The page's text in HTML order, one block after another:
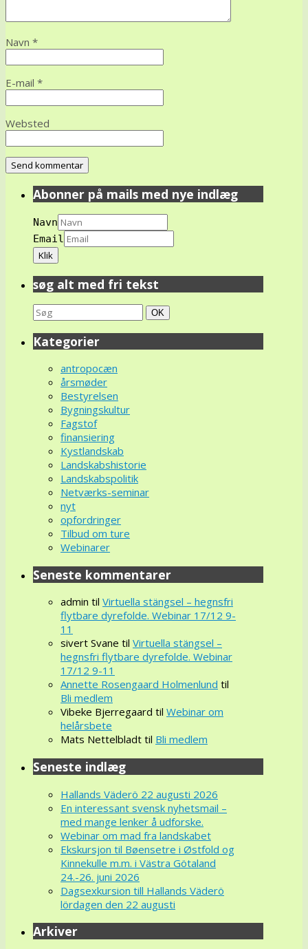
Navn *
E-mail *
Websted
Abonner på mails med nye indlæg
Navn
Email
søg alt med fri tekst
Search
for:
Søg
OK
Kategorier
antropocæn
årsmøder
Bestyrelsen
Bygningskultur
Fagstof
finansiering
Kystlandskab
Landskabshistorie
Landskabspolitik
Netværks-seminar
nyt
opfordringer
Tilbud om ture
Webinarer
Seneste kommentarer
admin til Virtuella stängsel – hegnsfri
flytbare dyrefolde. Webinar 17/12 9-
11
sivert Svane til Virtuella stängsel –
hegnsfri flytbare dyrefolde. Webinar
17/12 9-11
Annette Rosengaard Holmenlund til
Bli medlem
Vibeke Bjerregaard til Webinar om
helårsbete
Mats Nettelbladt til Bli medlem
Seneste indlæg
Hallands Väderö 22 augusti 2026
En interessant svensk nyhetsmail –
med mange lenker å udforske.
Webinar om mad fra landskabet
Ekskursjon til Bøensetre i Østfold og
Kinnekulle m.m. i Västra Götaland
24.-26. juni 2026
Dagsexkursion till Hallands Väderö
lördagen den 22 augusti
Arkiver